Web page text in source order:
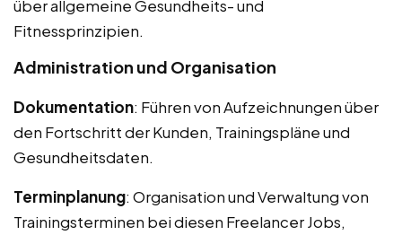
über allgemeine Gesundheits- und
Fitnessprinzipien.
Administration und Organisation
Dokumentation: Führen von Aufzeichnungen über
den Fortschritt der Kunden, Trainingspläne und
Gesundheitsdaten.
Terminplanung: Organisation und Verwaltung von
Trainingsterminen bei diesen Freelancer Jobs,